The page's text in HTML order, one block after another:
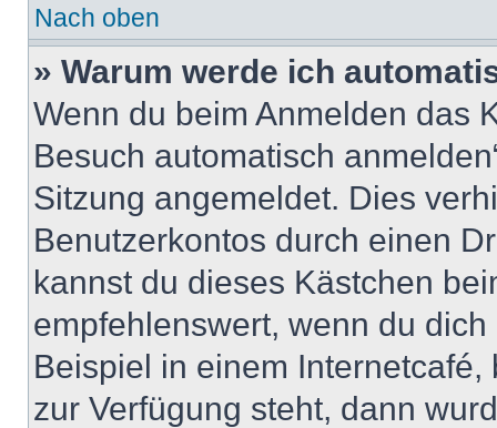
Nach oben
» Warum werde ich
Wenn du beim Anmelden das
Besuch automatisch
Sitzung angemeldet. Dies
Benutzerkontos durch einen
kannst du dieses Kästchen
empfehlenswert, wenn du
Beispiel in einem
zur Verfügung steht, dann